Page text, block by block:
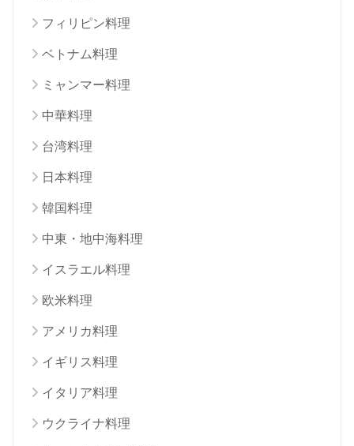
フィリピン料理
ベトナム料理
ミャンマー料理
中華料理
台湾料理
日本料理
韓国料理
中東・地中海料理
イスラエル料理
欧米料理
アメリカ料理
イギリス料理
イタリア料理
ウクライナ料理